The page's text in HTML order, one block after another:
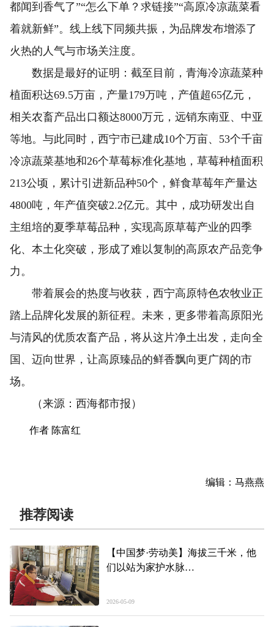
都闻到香气了”“怎么下单？求链接”“高原冷凉蔬菜看
着就新鲜”。线上线下同频共振，为品牌发布增添了
火热的人气与市场关注度。
数据是最好的证明：截至目前，青海冷凉蔬菜种
植面积达69.5万亩，产量179万吨，产值超65亿元，
相关农畜产品出口额达8000万元，远销东南亚、中亚
等地。与此同时，西宁市已建成10个万亩、53个千亩
冷凉蔬菜基地和26个草莓标准化基地，草莓种植面积
213公顷，累计引进新品种50个，鲜食草莓年产量达
4800吨，年产值突破2.2亿元。其中，成功研发出自
主组培的夏季草莓品种，实现高原草莓产业的四季
化、本土化突破，形成了难以复制的高原农产品竞争
力。
带着展会的热度与收获，西宁高原特色农牧业正
踏上品牌化发展的新征程。未来，更多带着高原阳光
与清风的优质农畜产品，将从这片净土出发，走向全
国、迈向世界，让高原臻品的鲜香飘向更广阔的市
场。
（来源：西海都市报）
作者 陈富红
编辑：马燕燕
推荐阅读
【中国梦·劳动美】海拔三千米，他
们以站为家护水脉
2026-05-09